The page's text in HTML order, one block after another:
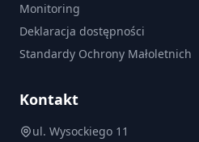
Monitoring
Deklaracja dostępności
Standardy Ochrony Małoletnich
Kontakt
ul. Wysockiego 11